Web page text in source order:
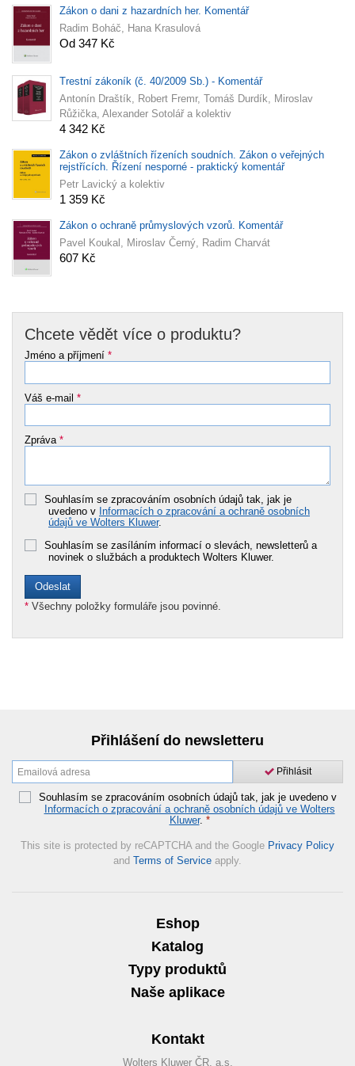
Zákon o dani z hazardních her. Komentář
Radim Boháč, Hana Krasulová
Od 347 Kč
Trestní zákoník (č. 40/2009 Sb.) - Komentář
Antonín Draštík, Robert Fremr, Tomáš Durdík, Miroslav
Růžička, Alexander Sotolář a kolektiv
4 342 Kč
Zákon o zvláštních řízeních soudních. Zákon o veřejných
rejstřících. Řízení nesporné - praktický komentář
Petr Lavický a kolektiv
1 359 Kč
Zákon o ochraně průmyslových vzorů. Komentář
Pavel Koukal, Miroslav Černý, Radim Charvát
607 Kč
Chcete vědět více o produktu?
Jméno a příjmení *
Váš e-mail *
Zpráva *
Souhlasím se zpracováním osobních údajů tak, jak je
uvedeno v Informacích o zpracování a ochraně osobních
údajů ve Wolters Kluwer.
Souhlasím se zasíláním informací o slevách, newsletterů a
novinek o službách a produktech Wolters Kluwer.
* Všechny položky formuláře jsou povinné.
Přihlášení do newsletteru
Přihlásit
Souhlasím se zpracováním osobních údajů tak, jak je uvedeno v
Informacích o zpracování a ochraně osobních údajů ve Wolters
Kluwer. *
This site is protected by reCAPTCHA and the Google Privacy Policy
and Terms of Service apply.
Eshop
Katalog
Typy produktů
Naše aplikace
Kontakt
Wolters Kluwer ČR, a.s.